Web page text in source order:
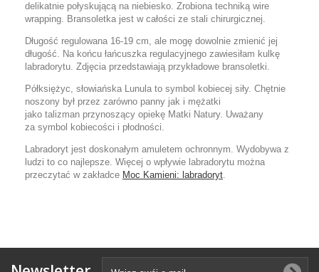
delikatnie połyskującą na niebiesko. Zrobiona techniką wire
wrapping. Bransoletka jest w całości ze stali chirurgicznej.
Długość regulowana 16-19 cm, ale mogę dowolnie zmienić jej
długość. Na końcu łańcuszka regulacyjnego zawiesiłam kulkę
labradorytu. Zdjęcia przedstawiają przykładowe bransoletki.
Półksiężyc, słowiańska Lunula to symbol kobiecej siły. Chętnie
noszony był przez zarówno panny jak i mężatki
jako talizman przynoszący opiekę Matki Natury. Uważany
za symbol kobiecości i płodności.
Labradoryt jest doskonałym amuletem ochronnym. Wydobywa z
ludzi to co najlepsze. Więcej o wpływie labradorytu można
przeczytać w zakładce Moc Kamieni: labradoryt.